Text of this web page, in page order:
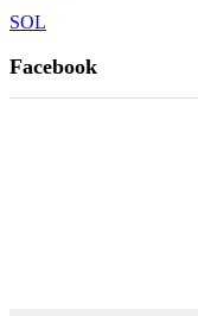
SOL
Facebook